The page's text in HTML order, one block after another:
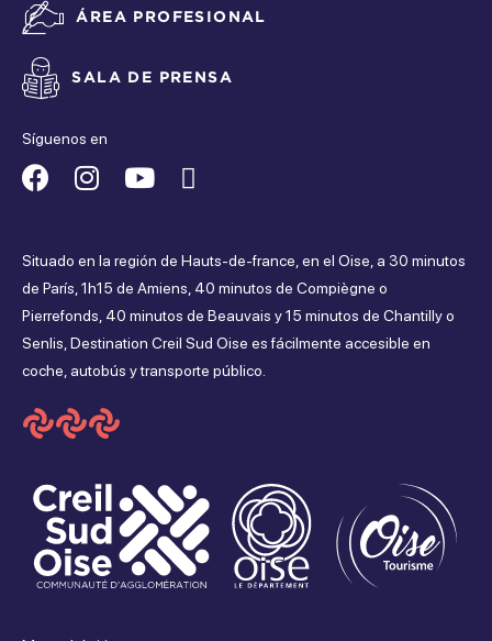
ÁREA PROFESIONAL
SALA DE PRENSA
Síguenos en
Suivez-
sur
Facebook
Suivez-
sur
Instagram
Suivez-
sur
Youtube
sur
Tripadvisor
Situado en la región de Hauts-de-france, en el Oise, a 30 minutos
de París, 1h15 de Amiens, 40 minutos de Compiègne o
Pierrefonds, 40 minutos de Beauvais y 15 minutos de Chantilly o
Senlis, Destination Creil Sud Oise es fácilmente accesible en
coche, autobús y transporte público.